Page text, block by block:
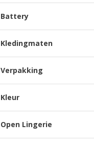
Battery
Kledingmaten
Verpakking
Kleur
Open Lingerie